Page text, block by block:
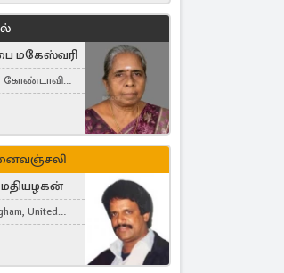
மகேஸ்வரி
கோண்டாவில்
மதியழகன்
United